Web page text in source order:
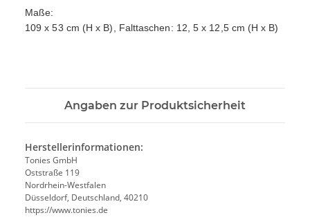
Maße:
109 x 53 cm (H x B), Falttaschen: 12, 5 x 12,5 cm (H x B)
Angaben zur Produktsicherheit
Herstellerinformationen:
Tonies GmbH
Oststraße 119
Nordrhein-Westfalen
Düsseldorf, Deutschland, 40210
https://www.tonies.de